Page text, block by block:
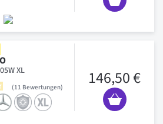
XL
11 Bewertungen 146,50 €